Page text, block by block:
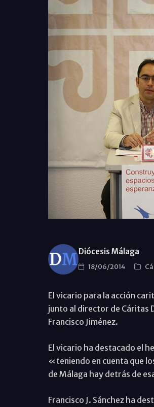
Diócesis Málaga
18/06/2014
El vicario para la acción
junto al director de Cáritas
Francisco Jiménez.
El vicario ha destacado el
«teniendo en cuenta que
de Málaga hay detrás de
Francisco J. Sánchez ha